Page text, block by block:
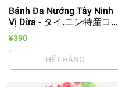
Bánh Đa Nướng Tây Ninh
Vị Dừa - タイ.ニン特産ココ
ナッツ味バィン.ダ
¥390
HẾT HÀNG